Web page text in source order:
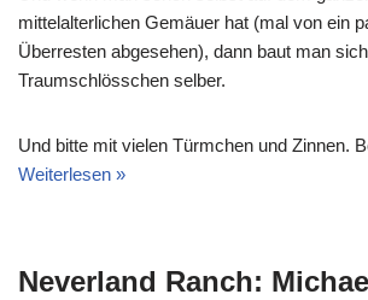
mittelalterlichen Gemäuer hat (mal von ein
Überresten abgesehen), dann baut man
Traumschlösschen selber.
Und bitte mit vielen Türmchen und Zinnen.
Weiterlesen »
Neverland Ranch: